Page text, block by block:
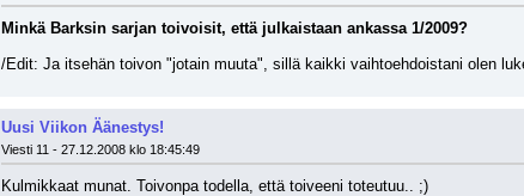
Minkä Barksin sarjan toivoisit, että julkaistaan ankassa 1/2009?
/Edit: Ja itsehän toivon "jotain muuta", sillä kaikki vaihtoehdoistani olen
Uusi Viikon Äänestys!
Viesti 11 - 27.12.2008 klo 18:45:49
Kulmikkaat munat. Toivonpa todella, että toiveeni toteutuu.. ;)